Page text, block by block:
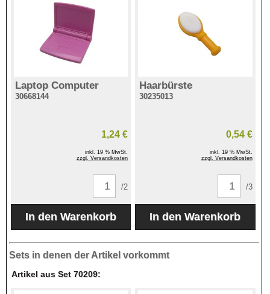
Laptop Computer
30668144
1,24 €
inkl. 19 % MwSt.
zzgl. Versandkosten
/2
Haarbürste
30235013
0,54 €
inkl. 19 % MwSt.
zzgl. Versandkosten
/3
Sets in denen der Artikel vorkommt
Artikel aus Set 70209: